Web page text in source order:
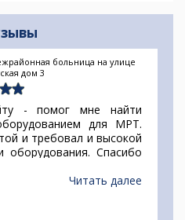
ЭНЕРГО на Ленинском
четко, по делу, и цены
До вашего сайта
пишут 3 копейки, а на
несколько тысяч.
таза с контрастом,